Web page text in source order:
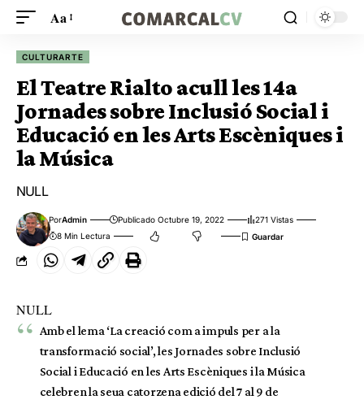
Aa
CULTURARTE
El Teatre Rialto acull les 14a
Jornades sobre Inclusió Social i
Educació en les Arts Escèniques i
la Música
NULL
PorAdmin Publicado Octubre 19, 2022
271 Vistas
8 Min Lectura
NULL
Amb el lema ‘La creació com a impuls per a la
transformació social’, les Jornades sobre Inclusió
Social i Educació en les Arts Escèniques i la Música
celebren la seua catorzena edició del 7 al 9 de